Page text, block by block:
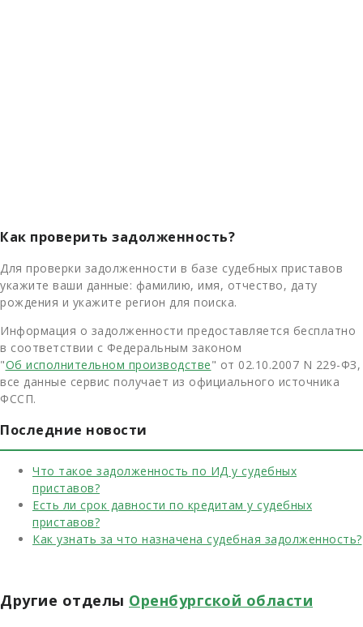
Как проверить задолженность?
Для проверки задолженности в базе судебных приставов
укажите ваши данные: фамилию, имя, отчество, дату
рождения и укажите регион для поиска.
Информация о задолженности предоставляется бесплатно
в соответствии с Федеральным законом
"Об исполнительном производстве" от 02.10.2007 N 229-ФЗ,
все данные сервис получает из официального источника
ФССП.
Последние новости
Что такое задолженность по ИД у судебных
приставов?
Есть ли срок давности по кредитам у судебных
приставов?
Как узнать за что назначена судебная задолженность?
Другие отделы Оренбургской области